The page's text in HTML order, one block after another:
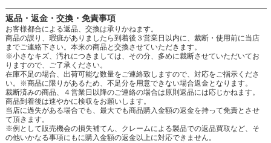
返品・返金・交換・免責事項
お客様都合による返品、交換は承りかねます。
商品の誤り、瑕疵がありましたら到着後３営業日以内に、裁断・使用前に当店
までご連絡下さい。本来の商品と交換させていただきます。
※小さなキズ、汚れにつきましては、その分、多めに裁断させていただいてお
りますので、ご了承ください。
在庫不足の場合、出荷可能な数量をご連絡致しますので、対応をご指示くださ
い。※商品に限りがあるため、不足分を用意できない場合返金となります。
裁断済みの商品、４営業日以降のご連絡の場合は原則返品には応じかねます。
商品到着後は速やかに検収をお願いします。
当店に過失がある場合でも、最大でも商品購入金額の返金を持って免責とさせ
て頂きます。
※例として販売機会の損失補てん、クレームによる製品での返品買取など、そ
の他いかなる事項にもに購入金額の返金以上に対応できません。